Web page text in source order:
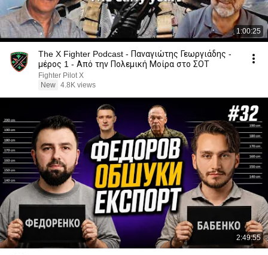
1:00:25
The X Fighter Podcast - Παναγιώτης Γεωργιάδης -
μέρος 1 - Από την Πολεμική Μοίρα στο ΣΟΤ
Fighter Pilot X
New 4.8K views
2:49:55